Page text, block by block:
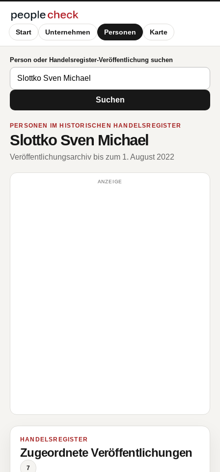
Start Unternehmen Personen Karte
Person oder Handelsregister-Veröffentlichung suchen
Suchen
PERSONEN IM HISTORISCHEN HANDELSREGISTER
Slottko Sven Michael
Veröffentlichungsarchiv bis zum 1. August 2022
ANZEIGE
HANDELSREGISTER
Zugeordnete Veröffentlichungen
7